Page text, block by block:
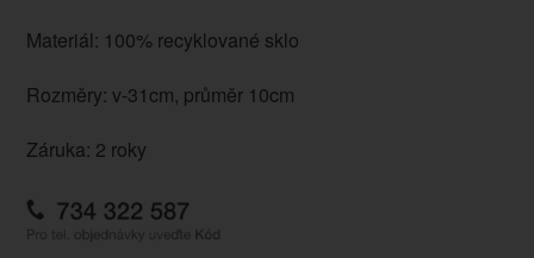
Materiál: 100% recyklované sklo
Rozměry: v-31cm, průměr 10cm
Záruka: 2 roky